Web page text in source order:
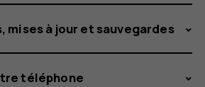
mises à jour et sauvegardes
téléphone